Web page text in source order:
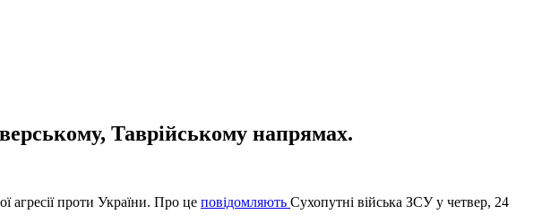
Таврійському напрямах.
агресії проти України. Про це повідомляють Сухопутні війська ЗСУ у четвер, 24